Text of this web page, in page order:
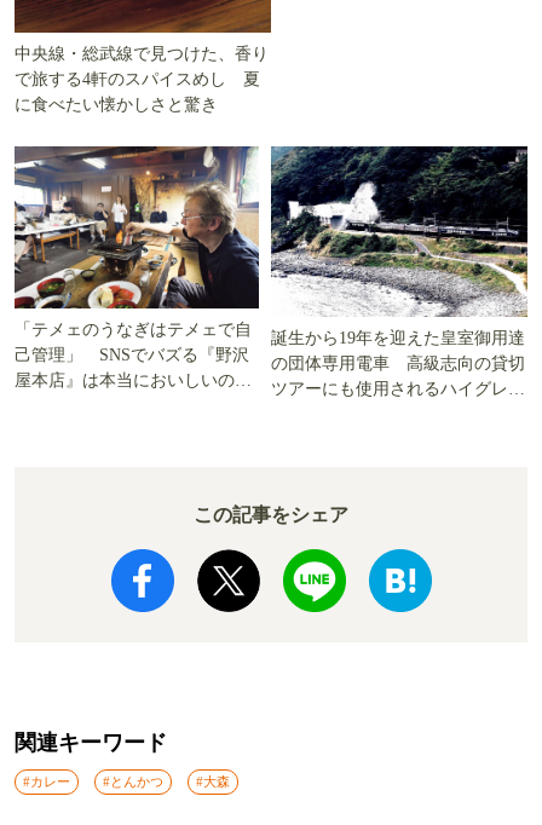
中央線・総武線で見つけた、香り
で旅する4軒のスパイスめし 夏
に食べたい懐かしさと驚き
「テメェのうなぎはテメェで自
己管理」 SNSでバズる『野沢
屋本店』は本当においしいの
誕生から19年を迎えた皇室御用達
の団体専用電車 高級志向の貸切
ツアーにも使用されるハイグレー
この記事をシェア
関連キーワード
#カレー #とんかつ #大森